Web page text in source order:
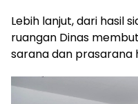
Lebih lanjut, dari hasil
ruangan Dinas
sarana dan prasarana